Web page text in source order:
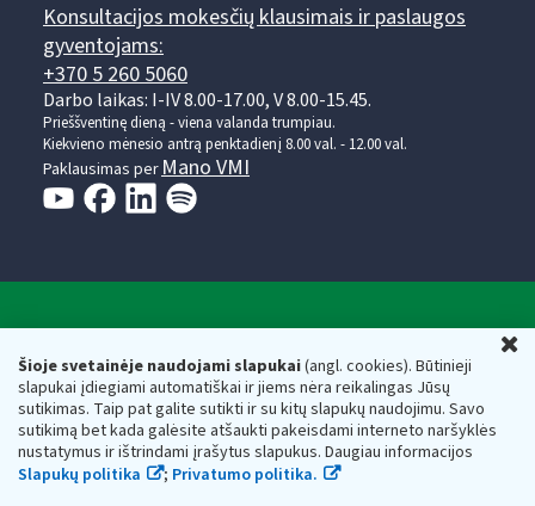
Šioje svetainėje naudojami slapukai(angl. cookies). Būtinieji
slapukai įdiegiami automatiškai ir jiems nėra reikalingas Jūsų
sutikimas. Taip pat galite sutikti ir su kitų slapukų naudojimu. Savo
sutikimą bet kada galėsite atšaukti pakeisdami interneto naršyklės
nustatymus ir ištrindami įrašytus slapukus. Daugiau informacijos
Slapukų politika
; Privatumo politika.
Konsultacijos mokesčių klausimais ir paslaugos
gyventojams:
+370 5 260 5060
Darbo laikas: I-IV 8.00-17.00, V 8.00-15.45.
Prieššventinę dieną - viena valanda trumpiau.
Kiekvieno mėnesio antrą penktadienį 8.00 val. - 12.00 val.
Paklausimas per Mano VMI
Respublikos finansų ministerijos
Biudžetinė įstaiga. Juridinio asmens kodas — 188659752,
adresas: Vasario 16-osios g. 14, 01107 Vilnius, Lietuva, el.paštas:
vmi@vmi.lt, E. pristatymo dėžutės adresas 188659752
Duomenys apie Valstybinę mokesčių inspekciją prie Lietuvos
Respublikos finansų ministerijos kaupiami ir saugomi Juridinių